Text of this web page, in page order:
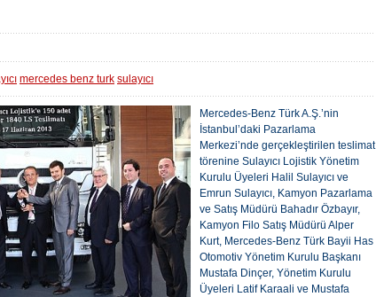
mercedes benz turk sulayıcı
Mercedes-Benz Türk A.Ş.’nin
İstanbul’daki Pazarlama
Merkezi’nde gerçekleştirilen teslimat
törenine Sulayıcı Lojistik Yönetim
Kurulu Üyeleri Halil Sulayıcı ve
Emrun Sulayıcı, Kamyon Pazarlama
ve Satış Müdürü Bahadır Özbayır,
Kamyon Filo Satış Müdürü Alper
Kurt, Mercedes-Benz Türk Bayii Has
Otomotiv Yönetim Kurulu Başkanı
Mustafa Dinçer, Yönetim Kurulu
Üyeleri Latif Karaali ve Mustafa